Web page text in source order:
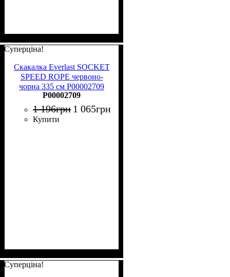
Суперціна!
Скакалка Everlast SOCKET
SPEED ROPE червоно-
чорна 335 см P00002709
P00002709
1 196грн 1 065грн
Купити
Суперціна!